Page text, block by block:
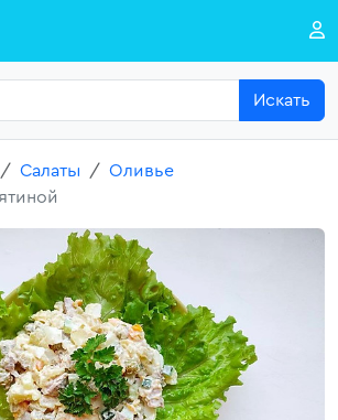
Искать
Салаты
Оливье